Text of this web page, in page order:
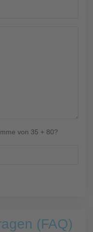
von 35 + 80?
(FAQ)